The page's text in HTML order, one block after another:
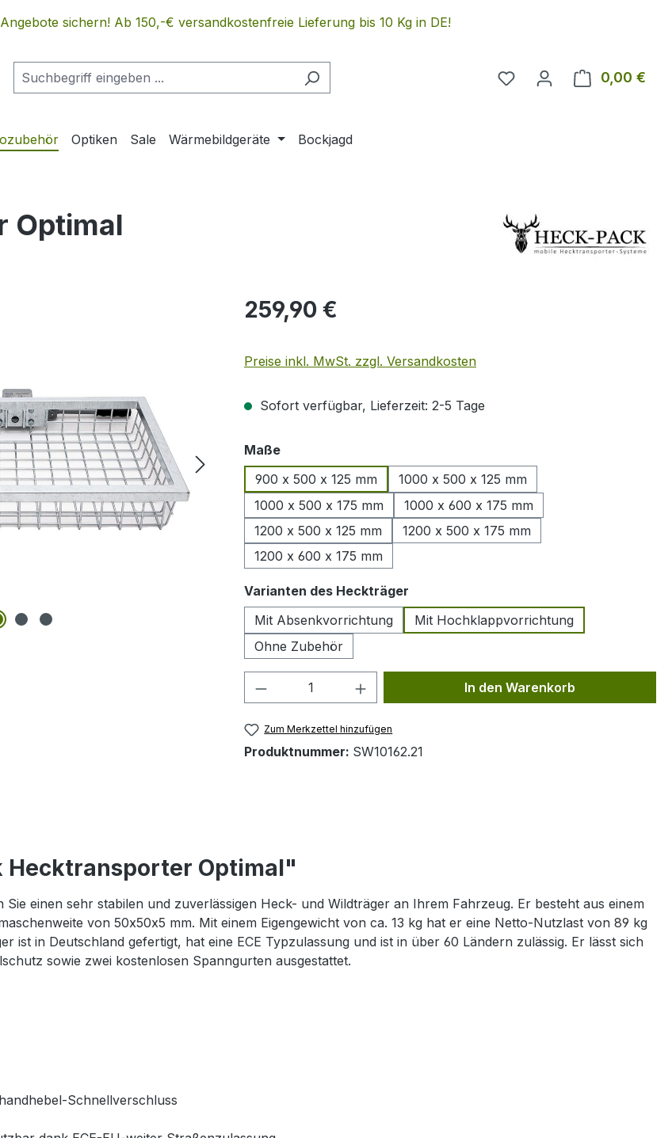
sichern! Ab 150,-€ versandkostenfreie Lieferung bis 10 Kg in DE!
Du hast 0 Produkte auf
0,00 €
Optiken Sale Wärmebildgeräte Bockjagd
Optimal
Regulärer Preis:
259,90 €
Preise inkl. MwSt. zzgl. Versandkosten
Sofort verfügbar, Lieferzeit: 2-5 Tage
Maßeauswählen
900 x 500 x 125 mm
1000 x 500 x 125 mm
1000 x 500 x 175 mm
1000 x 600 x 175 mm
1200 x 500 x 125 mm
1200 x 500 x 175 mm
1200 x 600 x 175 mm
Varianten des Heckträger
Mit Absenkvorrichtung
Mit Hochklappvorrichtung
Ohne Zubehör
Produkt Anzahl: Gib den gewünschten Wert
In den Warenkorb
Zum Merkzettel hinzufügen
Produktnummer: SW10162.21
Optimal"
einen sehr stabilen und zuverlässigen Heck- und Wildträger an Ihrem Fahrzeug. Er besteht aus einem
von 50x50x5 mm. Mit einem Eigengewicht von ca. 13 kg hat er eine Netto-Nutzlast von 89 kg
in Deutschland gefertigt, hat eine ECE Typzulassung und ist in über 60 Ländern zulässig. Er lässt sich
sowie zwei kostenlosen Spanngurten ausgestattet.
Schnellverschluss